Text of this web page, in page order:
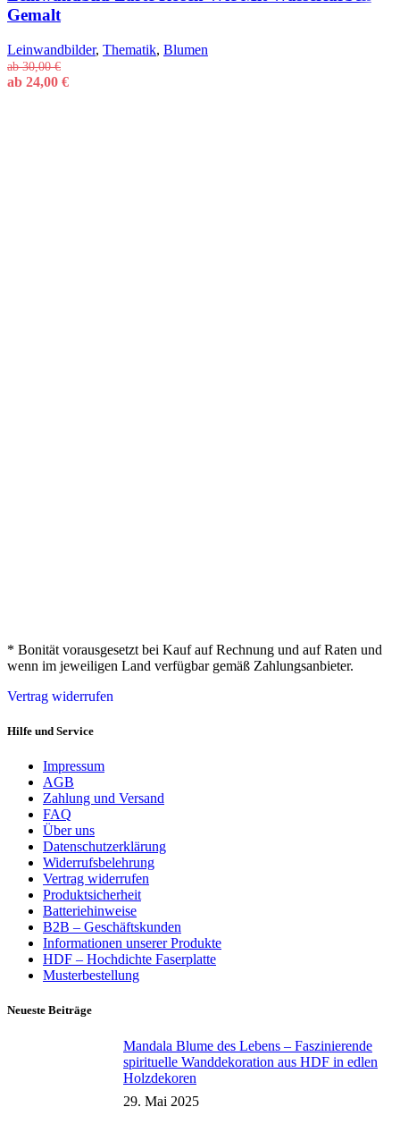
Gemalt
Leinwandbilder, Thematik, Blumen
ab30,00€
ab 24,00 €
* Bonität vorausgesetzt bei Kauf auf Rechnung und auf Raten und
wenn im jeweiligen Land verfügbar gemäß Zahlungsanbieter.
Vertrag widerrufen
Hilfe und Service
Impressum
AGB
Zahlung und Versand
FAQ
Über uns
Datenschutzerklärung
Widerrufsbelehrung
Vertrag widerrufen
Produktsicherheit
Batteriehinweise
B2B – Geschäftskunden
Informationen unserer Produkte
HDF – Hochdichte Faserplatte
Musterbestellung
Neueste Beiträge
Mandala Blume des Lebens – Faszinierende
spirituelle Wanddekoration aus HDF in edlen
Holzdekoren
29. Mai 2025